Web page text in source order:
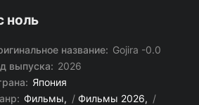
ноль
название: Gojira -0.0
выпуска: 2026
Япония
Фильмы / Фильмы 2026
/